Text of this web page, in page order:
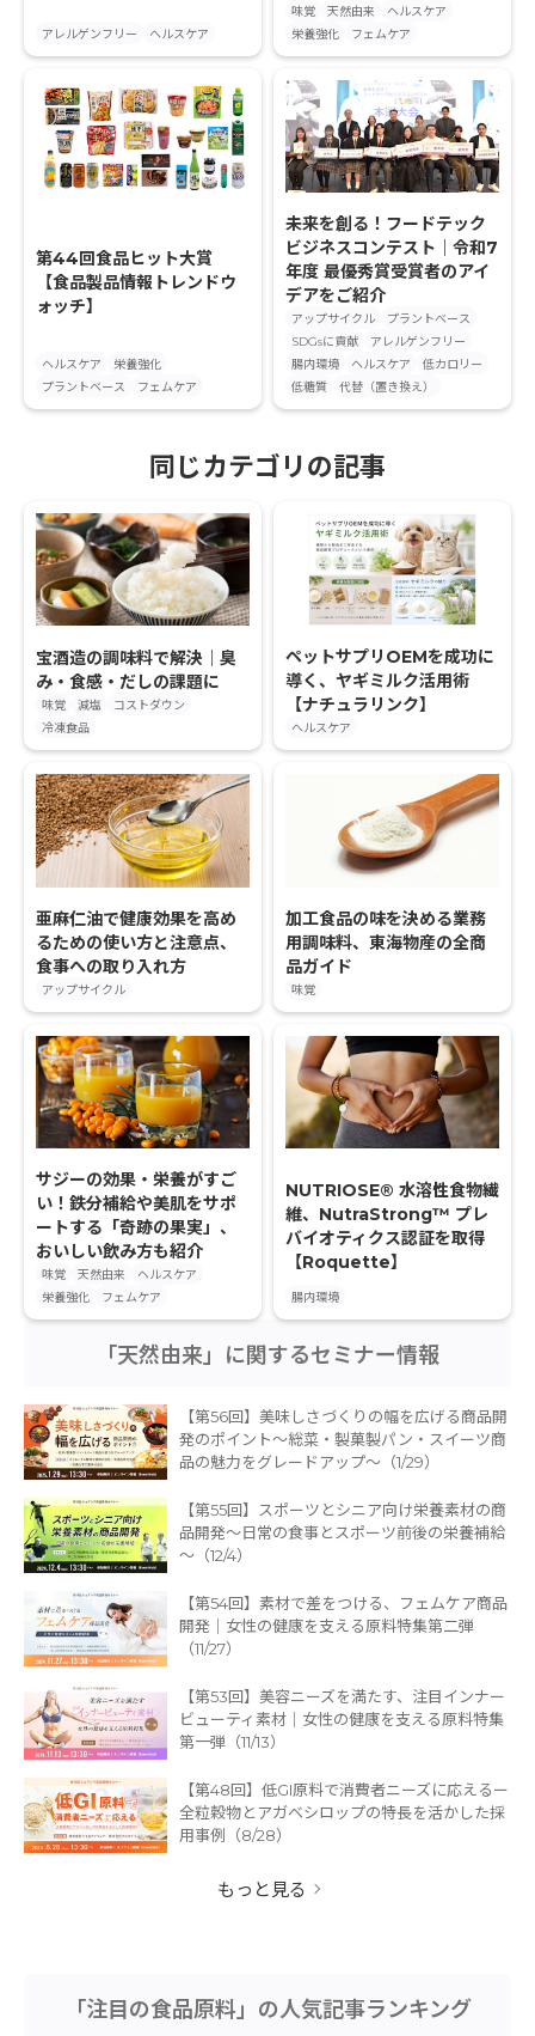
アレルゲンフリー ヘルスケア
味覚 天然由来
ヘルスケア
栄養強化
フェムケア
第44回食品ヒット大賞
【食品製品情報トレンドウ
ォッチ】
ヘルスケア
栄養強化
プラントベース
フェムケア
未来を創る！フードテック
ビジネスコンテスト｜令和7
年度 最優秀賞受賞者のアイ
デアをご紹介
アップサイクル
プラントベース
SDGsに貢献
アレルゲンフリー
腸内環境
ヘルスケア
低カロリー
低糖質
代替（置き換え）
同じカテゴリの記事
宝酒造の調味料で解決｜臭
み・食感・だしの課題に
味覚 減塩
コストダウン
冷凍食品
ペットサプリOEMを成功に
導く、ヤギミルク活用術
【ナチュラリンク】
ヘルスケア
亜麻仁油で健康効果を高め
るための使い方と注意点、
食事への取り入れ方
アップサイクル
加工食品の味を決める業務
用調味料、東海物産の全商
品ガイド
味覚
サジーの効果・栄養がすご
い！鉄分補給や美肌をサポ
ートする「奇跡の果実」、
おいしい飲み方も紹介
味覚 天然由来
ヘルスケア
栄養強化
フェムケア
NUTRIOSE® 水溶性食物繊
維、NutraStrong™ プレ
バイオティクス認証を取得
【Roquette】
腸内環境
「天然由来」に関するセミナー情報
【第56回】美味しさづくりの幅を広げる商品開
発のポイント～総菜・製菓製パン・スイーツ商
品の魅力をグレードアップ～（1/29）
【第55回】スポーツとシニア向け栄養素材の商
品開発～日常の食事とスポーツ前後の栄養補給
～（12/4）
【第54回】素材で差をつける、フェムケア商品
開発｜女性の健康を支える原料特集第二弾
（11/27）
【第53回】美容ニーズを満たす、注目インナー
ビューティ素材｜女性の健康を支える原料特集
第一弾（11/13）
【第48回】低GI原料で消費者ニーズに応えるー
全粒穀物とアガベシロップの特長を活かした採
用事例（8/28）
もっと見る
「注目の食品原料」の人気記事ランキング